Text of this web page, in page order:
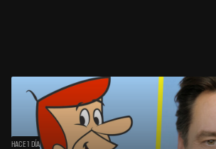
HACE 1 DÍA